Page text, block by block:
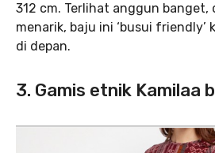
312 cm. Terlihat anggun banget,
menarik, baju ini ‘busui friendly’
di depan.
3. Gamis etnik Kamilaa